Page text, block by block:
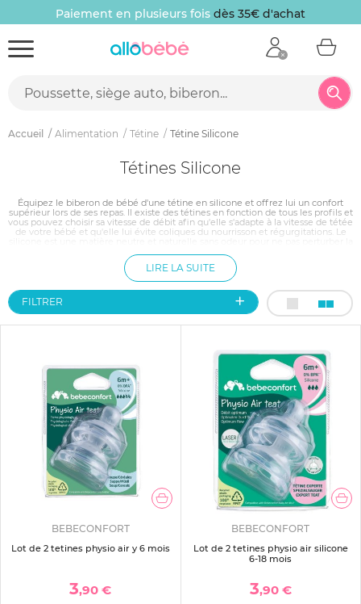
Paiement en plusieurs fois dès 35€ d'achat
Accueil Alimentation Tétine Tétine Silicone
Tétines Silicone
Équipez le biberon de bébé d'une tétine en silicone et offrez lui un confort
supérieur lors de ses repas. Il existe des tétines en fonction de tous les profils et
vous pouvez choisir sa vitesse de débit afin qu'elle s'adapte à la vitesse de tétée
de votre bébé et qu'elle lui évite coliques du nourrisson et régurgitations. Le
LIRE LA SUITE
FILTRER
BEBECONFORT
Lot de 2 tetines physio air y 6 mois
3,90 €
BEBECONFORT
Lot de 2 tetines physio air silicone
6-18 mois
3,90 €